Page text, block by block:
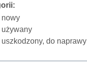
nowy
używany
do naprawy